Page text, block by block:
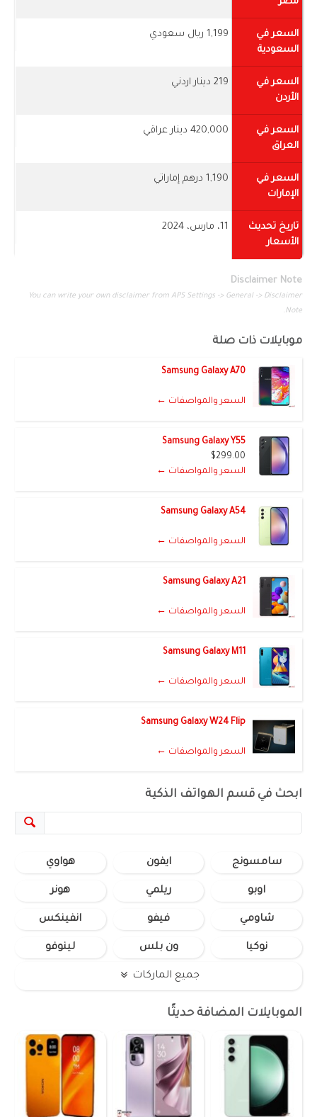
السعر في
السعودية
1,199 ريال سعودي
السعر في
الأردن
219 دينار اردني
السعر في
العراق
420,000 دينار عراقي
السعر في
الإمارات
1,190 درهم إماراتي
تاريخ تحديث
الأسعار
11، مارس، 2024
Disclaimer Note
You can write your own disclaimer from APS Settings -> General -> Disclaimer
Note.
موبايلات ذات صلة
Samsung Galaxy A70
السعر والمواصفات ←
Samsung Galaxy Y55
$299.00
السعر والمواصفات ←
Samsung Galaxy A54
السعر والمواصفات ←
Samsung Galaxy A21
السعر والمواصفات ←
Samsung Galaxy M11
السعر والمواصفات ←
Samsung Galaxy W24 Flip
السعر والمواصفات ←
ابحث في قسم الهواتف الذكية
سامسونج ايفون هواوي
اوبو ريلمي هونر
شاومي فيفو انفينكس
نوكيا ون بلس لينوفو
جميع الماركات
الموبايلات المضافة حديثًا